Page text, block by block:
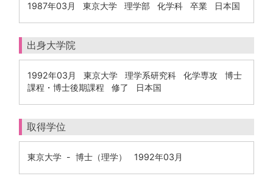
1987年03月 東京大学 理学部 化学科 卒業 日本国
出身大学院
1992年03月 東京大学 理学系研究科 化学専攻 博士
課程・博士後期課程 修了 日本国
取得学位
東京大学 - 博士（理学） 1992年03月